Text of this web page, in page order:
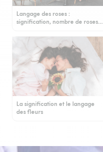
Langage des roses :
signification, nombre de roses…
La signification et le langage
des fleurs